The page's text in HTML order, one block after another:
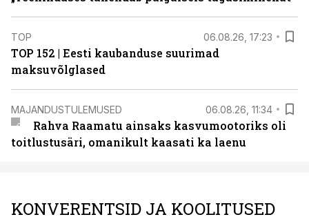
TOP 06.08.26, 17:23
TOP 152 | Eesti kaubanduse suurimad
maksuvõlglased
MAJANDUSTULEMUSED 06.08.26, 11:34
Rahva Raamatu ainsaks kasvumootoriks oli
toitlustusäri, omanikult kaasati ka laenu
KONVERENTSID JA KOOLITUSED